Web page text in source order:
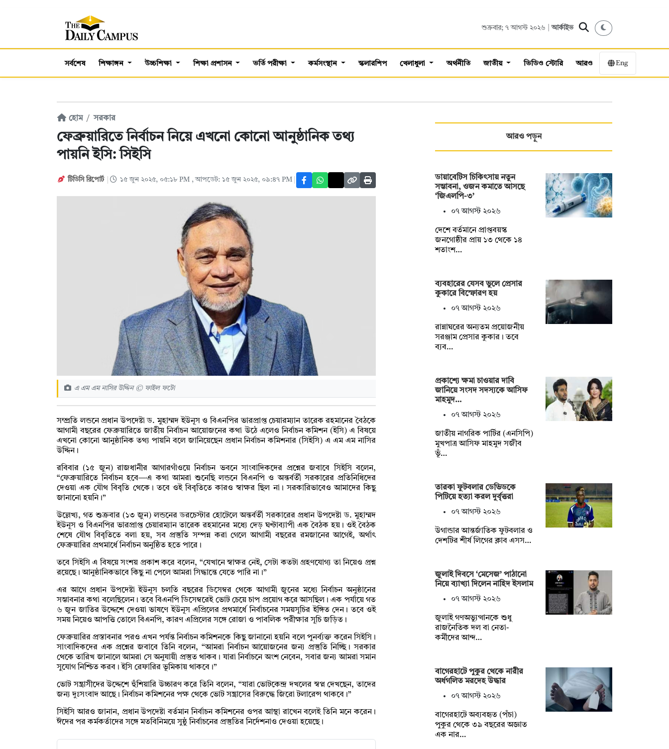
শুক্রবার; ৭ আগস্ট ২০২৬ |আর্কাইভ
সর্বশেষ শিক্ষাঙ্গন উচ্চশিক্ষা শিক্ষা প্রশাসন ভর্তি পরীক্ষা কর্মসংস্থান স্কলারশিপ খেলাধুলা অর্থনীতি জাতীয় ভিডিও স্টোরি আরও Eng
হোম সরকার
ফেব্রুয়ারিতে নির্বাচন নিয়ে এখনো কোনো আনুষ্ঠানিক তথ্য
পায়নি ইসি: সিইসি
টিডিসি রিপোর্ট ১৫ জুন ২০২৫, ০৫:১৮ PM , আপডেট: ১৫ জুন ২০২৫, ০৯:৪৭ PM
এ এম এম নাসির উদ্দিন © ফাইল ফটো
সম্প্রতি লন্ডনে প্রধান উপদেষ্টা ড. মুহাম্মদ ইউনূস ও বিএনপির ভারপ্রাপ্ত চেয়ারম্যান তারেক রহমানের বৈঠকে
আগামী বছরের ফেব্রুয়ারিতে জাতীয় নির্বাচন আয়োজনের কথা উঠে এলেও নির্বাচন কমিশন (ইসি) এ বিষয়ে
এখনো কোনো আনুষ্ঠানিক তথ্য পায়নি বলে জানিয়েছেন প্রধান নির্বাচন কমিশনার (সিইসি) এ এম এম নাসির
উদ্দিন।
রবিবার (১৫ জুন) রাজধানীর আগারগাঁওয়ে নির্বাচন ভবনে সাংবাদিকদের প্রশ্নের জবাবে সিইসি বলেন,
“ফেব্রুয়ারিতে নির্বাচন হবে—এ কথা আমরা শুনেছি লন্ডনে বিএনপি ও অন্তর্বর্তী সরকারের প্রতিনিধিদের
দেওয়া এক যৌথ বিবৃতি থেকে। তবে ওই বিবৃতিতে কারও স্বাক্ষর ছিল না। সরকারিভাবেও আমাদের কিছু
জানানো হয়নি।”
উল্লেখ্য, গত শুক্রবার (১৩ জুন) লন্ডনের ডরচেস্টার হোটেলে অন্তর্বর্তী সরকারের প্রধান উপদেষ্টা ড. মুহাম্মদ
ইউনূস ও বিএনপির ভারপ্রাপ্ত চেয়ারম্যান তারেক রহমানের মধ্যে দেড় ঘণ্টাব্যাপী এক বৈঠক হয়। ওই বৈঠক
শেষে যৌথ বিবৃতিতে বলা হয়, সব প্রস্তুতি সম্পন্ন করা গেলে আগামী বছরের রমজানের আগেই, অর্থাৎ
ফেব্রুয়ারির প্রথমার্ধে নির্বাচন অনুষ্ঠিত হতে পারে।
তবে সিইসি এ বিষয়ে সংশয় প্রকাশ করে বলেন, “যেখানে স্বাক্ষর নেই, সেটা কতটা গ্রহণযোগ্য তা নিয়েও প্রশ্ন
রয়েছে। আনুষ্ঠানিকভাবে কিছু না পেলে আমরা সিদ্ধান্তে যেতে পারি না।”
এর আগে প্রধান উপদেষ্টা ইউনূস চলতি বছরের ডিসেম্বর থেকে আগামী জুনের মধ্যে নির্বাচন অনুষ্ঠানের
সম্ভাবনার কথা বলেছিলেন। তবে বিএনপি ডিসেম্বরেই ভোট চেয়ে চাপ প্রয়োগ করে আসছিল। এক পর্যায়ে গত
৬ জুন জাতির উদ্দেশে দেওয়া ভাষণে ইউনূস এপ্রিলের প্রথমার্ধে নির্বাচনের সময়সূচির ইঙ্গিত দেন। তবে ওই
সময় নিয়েও আপত্তি তোলে বিএনপি, কারণ এপ্রিলের সঙ্গে রোজা ও পাবলিক পরীক্ষার সূচি জড়িত।
ফেব্রুয়ারির প্রস্তাবনার পরও এখন পর্যন্ত নির্বাচন কমিশনকে কিছু জানানো হয়নি বলে পুনর্ব্যক্ত করেন সিইসি।
সাংবাদিকদের এক প্রশ্নের জবাবে তিনি বলেন, “আমরা নির্বাচন আয়োজনের জন্য প্রস্তুতি নিচ্ছি। সরকার
থেকে তারিখ জানালে আমরা সে অনুযায়ী প্রস্তুত থাকব। যারা নির্বাচনে অংশ নেবেন, সবার জন্য আমরা সমান
সুযোগ নিশ্চিত করব। ইসি রেফারির ভূমিকায় থাকবে।”
ভোট সন্ত্রাসীদের উদ্দেশে হুঁশিয়ারি উচ্চারণ করে তিনি বলেন, “যারা ভোটকেন্দ্র দখলের স্বপ্ন দেখছেন, তাদের
জন্য দুঃসংবাদ আছে। নির্বাচন কমিশনের পক্ষ থেকে ভোট সন্ত্রাসের বিরুদ্ধে জিরো টলারেন্স থাকবে।”
সিইসি আরও জানান, প্রধান উপদেষ্টা বর্তমান নির্বাচন কমিশনের ওপর আস্থা রাখেন বলেই তিনি মনে করেন।
ঈদের পর কর্মকর্তাদের সঙ্গে মতবিনিময়ে সুষ্ঠু নির্বাচনের প্রস্তুতির নির্দেশনাও দেওয়া হয়েছে।
আরও পড়ুন
ডায়াবেটিস চিকিৎসায় নতুন
সম্ভাবনা, ওজন কমাতে আসছে
‘জিএলপি-৩’
০৭ আগস্ট ২০২৬
দেশে বর্তমানে প্রাপ্তবয়স্ক
জনগোষ্ঠীর প্রায় ১৩ থেকে ১৪
শতাংশ…
ব্যবহারের যেসব ভুলে প্রেসার
কুকারে বিস্ফোরণ হয়
০৭ আগস্ট ২০২৬
রান্নাঘরের অন্যতম প্রয়োজনীয়
সরঞ্জাম প্রেসার কুকার। তবে
ব্যব…
প্রকাশ্যে ক্ষমা চাওয়ার দাবি
জানিয়ে সংসদ সদস্যকে আসিফ
মাহমুদ…
০৭ আগস্ট ২০২৬
জাতীয় নাগরিক পার্টির (এনসিপি)
মুখপাত্র আসিফ মাহমুদ সজীব
ভূঁ…
তারকা ফুটবলার ডেভিডকে
পিটিয়ে হত্যা করল দুর্বৃত্তরা
০৭ আগস্ট ২০২৬
উগান্ডার আন্তর্জাতিক ফুটবলার ও
দেশটির শীর্ষ লিগের ক্লাব এসস…
জুলাই দিবসে ‘মেসেজ’ পাঠানো
নিয়ে ব্যাখ্যা দিলেন নাহিদ ইসলাম
০৭ আগস্ট ২০২৬
জুলাই গণঅভ্যুত্থানকে শুধু
রাজনৈতিক দল বা নেতা-
কর্মীদের আন্দ…
বাগেরহাটে পুকুর থেকে নারীর
অর্ধগলিত মরদেহ উদ্ধার
০৭ আগস্ট ২০২৬
বাগেরহাটে অব্যবহৃত (পঁচা)
পুকুর থেকে ৩৯ বছরের অজ্ঞাত
এক নার…